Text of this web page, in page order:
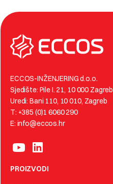
ECCOS-INŽENJERING d.o.o.
Sjedište: Pile I. 21, 10 000 Zagreb
Uredi: Bani 110, 10 010, Zagreb
T: +385 (0)1 6060 290
E: info@eccos.hr
PROIZVODI